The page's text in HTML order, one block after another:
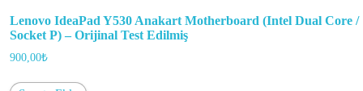
Lenovo IdeaPad Y530 Anakart Motherboard (Intel Dual Core /
Socket P) – Orijinal Test Edilmiş
900,00₺